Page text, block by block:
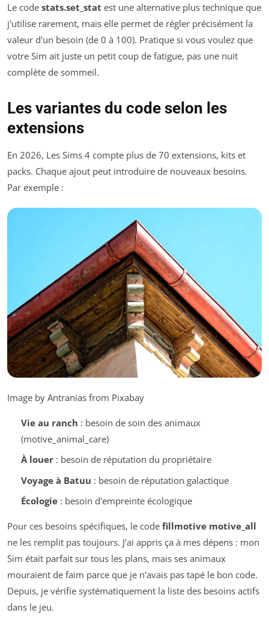
Le code stats.set_stat est une alternative plus technique que
j'utilise rarement, mais elle permet de régler précisément la
valeur d'un besoin (de 0 à 100). Pratique si vous voulez que
votre Sim ait juste un petit coup de fatigue, pas une nuit
complète de sommeil.
Les variantes du code selon les
extensions
En 2026, Les Sims 4 compte plus de 70 extensions, kits et
packs. Chaque ajout peut introduire de nouveaux besoins.
Par exemple :
Image by Antranias from Pixabay
Vie au ranch : besoin de soin des animaux
(motive_animal_care)
À louer: besoin de réputation du propriétaire
Voyage à Batuu : besoin de réputation galactique
Écologie: besoin d'empreinte écologique
Pour ces besoins spécifiques, le code fillmotive motive_all
ne les remplit pas toujours. J'ai appris ça à mes dépens : mon
Sim était parfait sur tous les plans, mais ses animaux
mouraient de faim parce que je n'avais pas tapé le bon code.
Depuis, je vérifie systématiquement la liste des besoins actifs
dans le jeu.